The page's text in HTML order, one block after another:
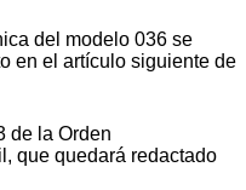
del modelo 036 se
en el artículo siguiente de
de la Orden
que quedará redactado